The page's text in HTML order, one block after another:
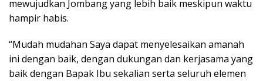
mewujudkan Jombang yang lebih baik meskipun waktu
hampir habis.
“Mudah mudahan Saya dapat menyelesaikan amanah
ini dengan baik, dengan dukungan dan kerjasama yang
baik dengan Bapak Ibu sekalian serta seluruh elemen